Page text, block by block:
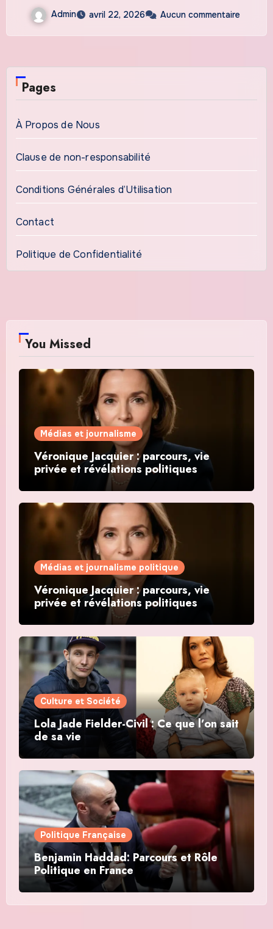
Admin avril 22, 2026 Aucun commentaire
Pages
À Propos de Nous
Clause de non-responsabilité
Conditions Générales d’Utilisation
Contact
Politique de Confidentialité
You Missed
Médias et journalisme
Véronique Jacquier : parcours, vie
privée et révélations politiques
Médias et journalisme politique
Véronique Jacquier : parcours, vie
privée et révélations politiques
Culture et Société
Lola Jade Fielder-Civil : Ce que l’on sait
de sa vie
Politique Française
Benjamin Haddad: Parcours et Rôle
Politique en France